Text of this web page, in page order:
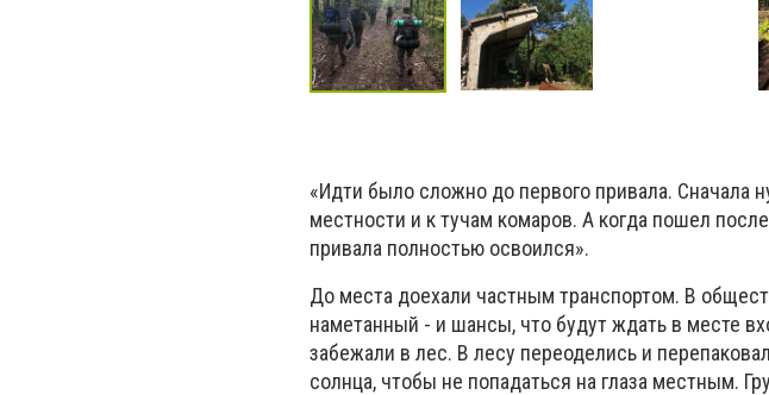
«Идти было сложно до первого привала. Сначала
местности и к тучам комаров. А когда пошел
привала полностью освоился».
До места доехали частным транспортом. В
наметанный - и шансы, что будут ждать в месте
забежали в лес. В лесу переоделись и
солнца, чтобы не попадаться на глаза местным.